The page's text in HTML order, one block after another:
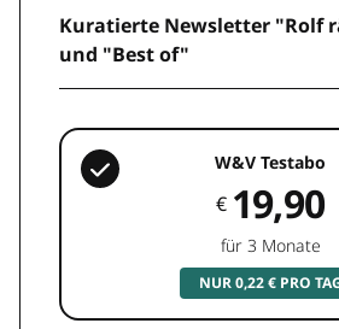
Kuratierte Newsletter "Rolf
und "Best of"
W&V Testabo
€ 19,90
für 3 Monate
NUR 0,22 € PRO